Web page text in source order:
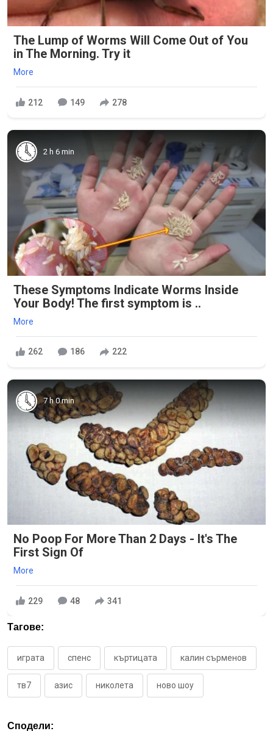
The Lump of Worms Will Come Out of You
in The Morning. Try it
More
212 149 278
2 h 6 min
These Symptoms Indicate Worms Inside
Your Body! The first symptom is ..
More
262 186 222
7 h 0 min
No Poop For More Than 2 Days - It's The
First Sign Of
More
229 48 341
Тагове:
играта спенс къртицата калин сърменов
тв7 азис николета ново шоу
Сподели: